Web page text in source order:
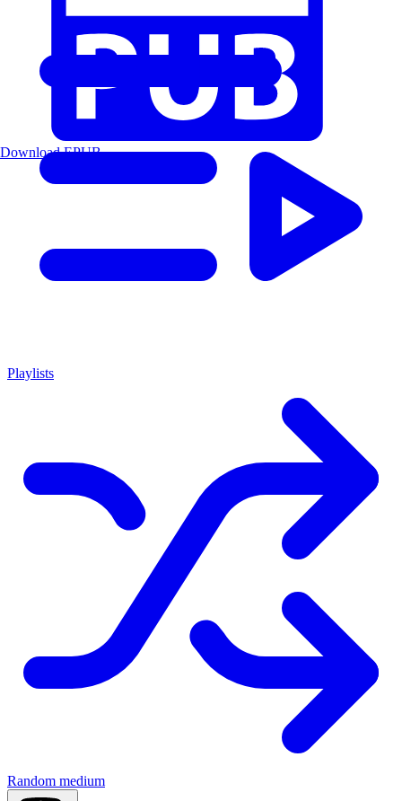
Playlists
Random medium
Download EPUB